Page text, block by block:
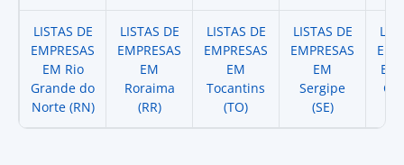
LISTAS DE
EMPRESAS
EM Rio
Grande do
Norte (RN)
LISTAS DE
EMPRESAS
EM
Roraima
(RR)
LISTAS DE
EMPRESAS
EM
Tocantins
(TO)
LISTAS DE
EMPRESAS
EM
Sergipe
(SE)
EM